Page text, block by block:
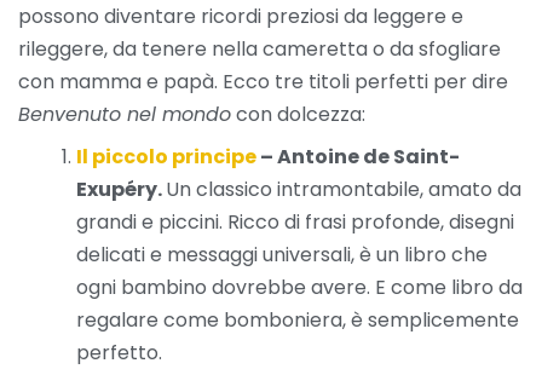
possono diventare ricordi preziosi da leggere e
rileggere, da tenere nella cameretta o da sfogliare
con mamma e papà. Ecco tre titoli perfetti per dire
Benvenuto nel mondocon dolcezza:
Il piccolo principe– Antoine de Saint-
Exupéry.Un classico intramontabile, amato da
grandi e piccini. Ricco di frasi profonde, disegni
delicati e messaggi universali, è un libro che
ogni bambino dovrebbe avere. E come libro da
regalare come bomboniera, è semplicemente
perfetto.